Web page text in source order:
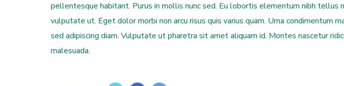
pellentesque habitant. Purus in mollis nunc sed. Eu lobortis elementum nibh tellus
vulputate ut. Eget dolor morbi non arcu risus quis varius quam. Urna condimentum
sed adipiscing diam. Vulputate ut pharetra sit amet aliquam id. Montes nascetur
malesuada.